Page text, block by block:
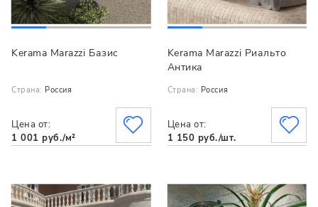
Kerama Marazzi Базис
Страна: Россия
Цена от:
1 001 руб./м²
Kerama Marazzi Риальто
Антика
Страна: Россия
Цена от:
1 150 руб./шт.